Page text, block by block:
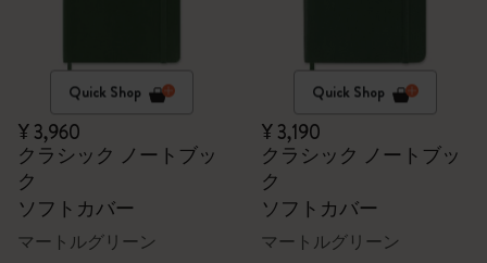
Quick Shop
¥ 3,960
クラシック ノートブッ
ク
ソフトカバー
マートルグリーン
Quick Shop
¥ 3,190
クラシック ノートブッ
ク
ソフトカバー
マートルグリーン